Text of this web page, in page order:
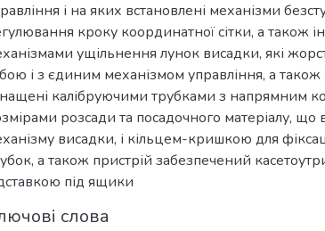
і на яких встановлені механізми
кроку координатної сітки, а також
ущільнення лунок висадки, які
і з єдиним механізмом управління, а
калібруючими трубками з напрямним
розсади та посадочного матеріалу, що
висадки, і кільцем-кришкою для
а також пристрій забезпечений
під ящики
слова